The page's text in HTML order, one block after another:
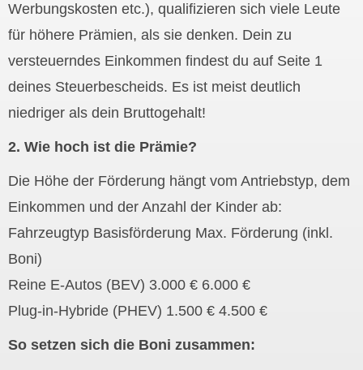
Werbungskosten etc.), qualifizieren sich viele Leute
für höhere Prämien, als sie denken. Dein zu
versteuerndes Einkommen findest du auf Seite 1
deines Steuerbescheids. Es ist meist deutlich
niedriger als dein Bruttogehalt!
2. Wie hoch ist die Prämie?
Die Höhe der Förderung hängt vom Antriebstyp, dem
Einkommen und der Anzahl der Kinder ab:
Fahrzeugtyp Basisförderung Max. Förderung (inkl.
Boni)
Reine E-Autos (BEV) 3.000 € 6.000 €
Plug-in-Hybride (PHEV) 1.500 € 4.500 €
So setzen sich die Boni zusammen: